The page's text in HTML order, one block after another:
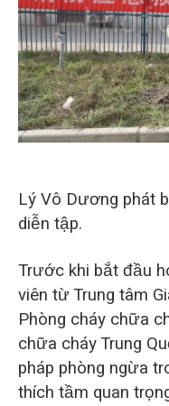
Lý Vô Dương phát
diễn tập.
Trước khi bắt đầu
viên từ Trung tâm
Phòng cháy chữa
chữa cháy Trung
pháp phòng ngừa
thích tầm quan